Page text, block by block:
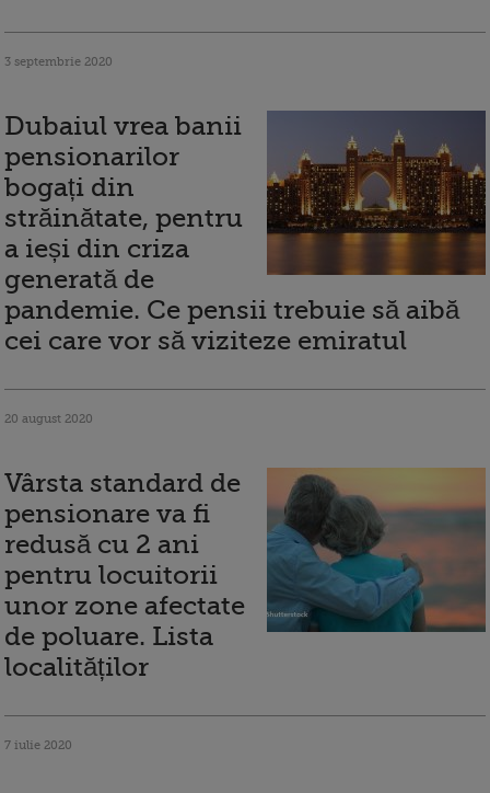
3 septembrie 2020
Dubaiul vrea banii
pensionarilor
bogați din
străinătate, pentru
a ieși din criza
generată de
pandemie. Ce pensii trebuie să aibă
cei care vor să viziteze emiratul
20 august 2020
Vârsta standard de
pensionare va fi
redusă cu 2 ani
pentru locuitorii
unor zone afectate
de poluare. Lista
localităților
7 iulie 2020